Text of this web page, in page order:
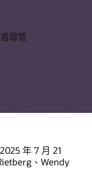
導覽
年 7 月 21
、Wendy